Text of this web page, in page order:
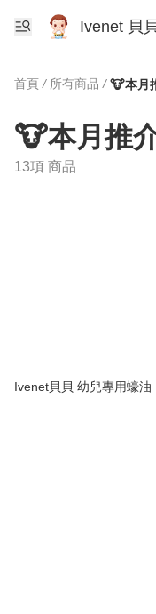
Ivenet 貝
首頁 / 所有商品 / 🐮本月
🐮本月推
13項 商品
Ivenet貝貝 幼兒專用蠔油